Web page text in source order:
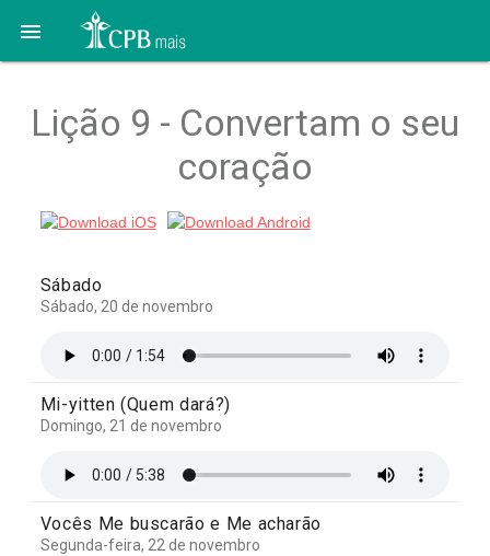

Lição 9 - Convertam o seu
coração
Sábado
Sábado, 20 de novembro
Mi-yitten (Quem dará?)
Domingo, 21 de novembro
Vocês Me buscarão e Me acharão
Segunda-feira, 22 de novembro